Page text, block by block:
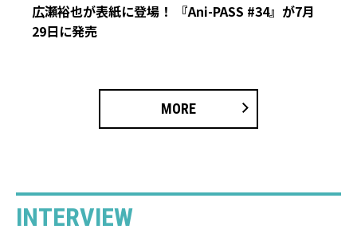
広瀬裕也が表紙に登場！ 『Ani-PASS #34』が7月
29日に発売
MORE
INTERVIEW